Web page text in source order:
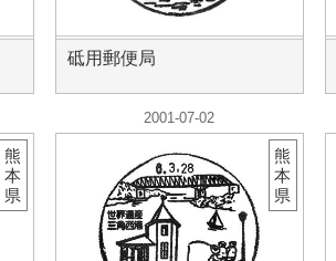
砥用郵便局
熊
本
県
2001-07-02
熊
本
県